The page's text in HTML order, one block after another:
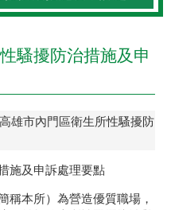
騷擾防治措施及申
高雄市內門區衛生所性騷擾防
施及申訴處理要點
稱本所）為營造優質職場，